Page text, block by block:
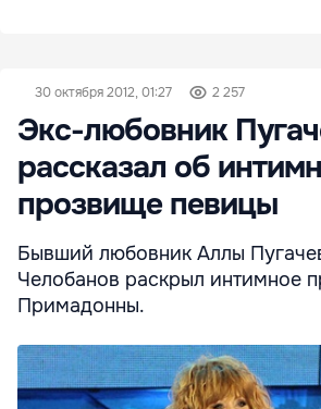
30 октября 2012, 01:27 2 257
Экс-любовник
рассказал об
прозвище певицы
Бывший любовник Аллы
Челобанов раскрыл интимное
Примадонны.